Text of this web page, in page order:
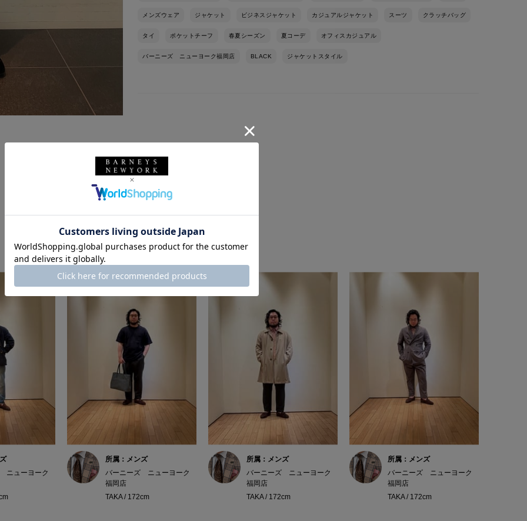
メンズウェア ジャケット ビジネスジャケット カジュアルジャケット スーツ クラッチバッグ
タイ ポケットチーフ 春夏シーズン 夏コーデ オフィスカジュアル
バーニーズ ニューヨーク福岡店 BLACK ジャケットスタイル
このスタッフの他のスタイリング
ニューヨーク
所属：メンズ
バーニーズ ニューヨーク
福岡店
TAKA / 172cm
所属：メンズ
バーニーズ ニューヨーク
福岡店
TAKA / 172cm
所属：メンズ
バーニーズ ニューヨーク
福岡店
TAKA / 172cm